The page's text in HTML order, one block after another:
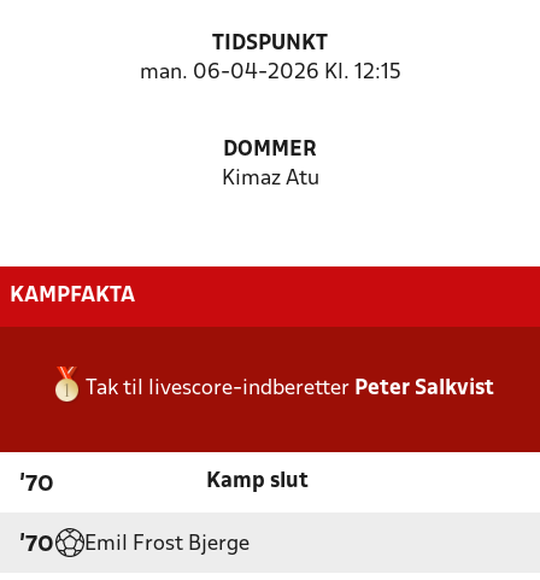
TIDSPUNKT
man. 06-04-2026 Kl. 12:15
DOMMER
Kimaz Atu
KAMPFAKTA
Tak til livescore-indberetter Peter Salkvist
'70 Kamp slut
'70 Emil Frost Bjerge